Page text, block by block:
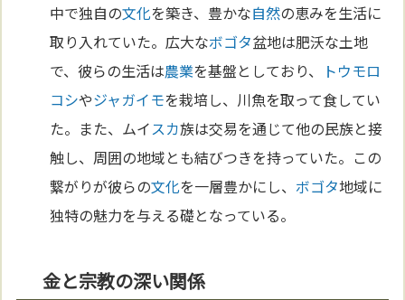
中で独自の文化を築き、豊かな自然の恵みを生活に
取り入れていた。広大なボゴタ盆地は肥沃な土地
で、彼らの生活は農業を基盤としており、
トウモロ
コシやジャガイモを栽培し、川魚を取って食してい
た。また、ムイスカ族は交易を通じて他の民族と接
触し、周囲の地域とも結びつきを持っていた。この
繋がりが彼らの文化を一層豊かにし、 ボゴタ地域に
独特の魅力を与える礎となっている。
金と宗教の深い関係